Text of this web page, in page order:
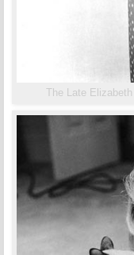
The Late